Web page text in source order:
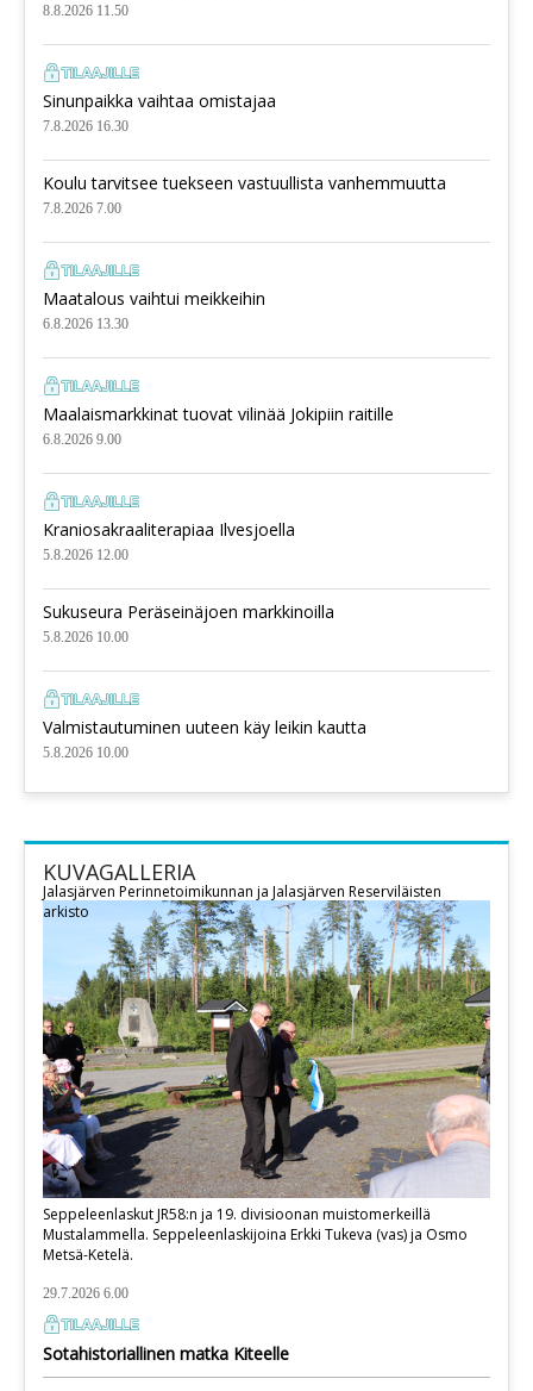
8.8.2026 11.50
Sinunpaikka vaihtaa omistajaa
7.8.2026 16.30
Koulu tarvitsee tuekseen vastuullista vanhemmuutta
7.8.2026 7.00
Maatalous vaihtui meikkeihin
6.8.2026 13.30
Maalaismarkkinat tuovat vilinää Jokipiin raitille
6.8.2026 9.00
Kraniosakraaliterapiaa Ilvesjoella
5.8.2026 12.00
Sukuseura Peräseinäjoen markkinoilla
5.8.2026 10.00
Valmistautuminen uuteen käy leikin kautta
5.8.2026 10.00
KUVAGALLERIA
Seppeleenlaskut JR58:n ja 19. divisioonan muistomerkeillä
Mustalammella. Seppeleenlaskijoina Erkki Tukeva (vas) ja Osmo
Metsä-Ketelä.
Jalasjärven Perinnetoimikunnan ja Jalasjärven Reserviläisten
arkisto
29.7.2026 6.00
Sotahistoriallinen matka Kiteelle